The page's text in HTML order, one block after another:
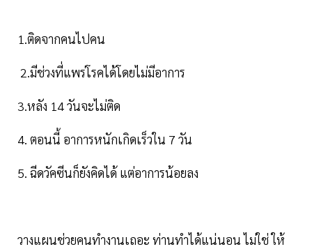
1.ติดจากคนไปคน
2.มีช่วงที่แพร่โรคได้โดยไม่มีอาการ
3.หลัง 14 วันจะไม่ติด
4. ตอนนี้ อาการหนักเกิดเร็วใน 7 วัน
5. ฉีดวัคซีนก็ยังคิดได้ แต่อาการน้อยลง
วางแผนช่วยคนทำงานเถอะ ท่านทำได้แน่นอน ไม่ใช่ ให้